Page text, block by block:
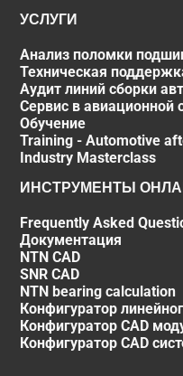
УСЛУГИ
Анализ поломки
Техническая
Аудит линий сборки
Сервис в авиационной
Обучение
Training - Automotive
Industry Masterclass
ИНСТРУМЕНТЫ
Frequently Asked
Документация
NTN CAD
SNR CAD
NTN bearing calculation
Конфигуратор
Конфигуратор CAD
Конфигуратор CAD